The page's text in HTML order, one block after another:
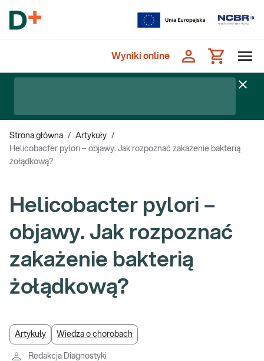
Wyniki online
Strona główna / Artykuły /
Helicobacter pylori – objawy. Jak rozpoznać zakażenie bakterią
żołądkową?
Helicobacter pylori –
objawy. Jak rozpoznać
zakażenie bakterią
żołądkową?
Artykuły Wiedza o chorobach
Redakcja Diagnostyki